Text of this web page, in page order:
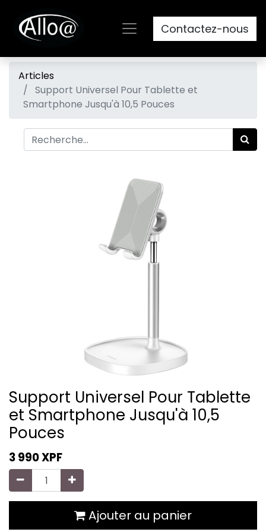
Contactez-nous
Articles
Support Universel Pour Tablette et
Smartphone Jusqu'à 10,5 Pouces
Support Universel Pour Tablette
et Smartphone Jusqu'à 10,5
Pouces
3 990XPF
Ajouter au panier